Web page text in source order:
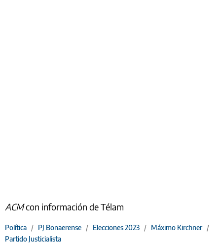
ACMcon información de Télam
Política / PJ Bonaerense / Elecciones 2023 / Máximo Kirchner /
Partido Justicialista